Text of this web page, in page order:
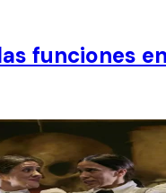
funciones